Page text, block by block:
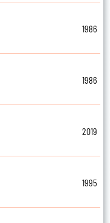
1986
1986
2019
1995